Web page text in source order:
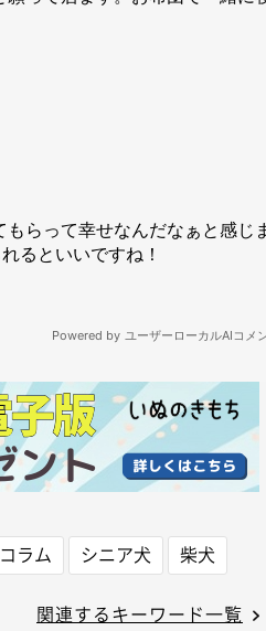
コラム シニア犬 柴犬
関連するキーワード一覧